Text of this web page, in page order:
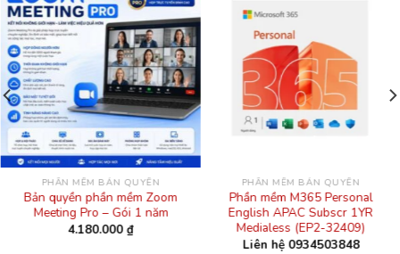
PHẦN MỀM BẢN QUYỀN
Bản quyền phần mềm Zoom
Meeting Pro – Gói 1 năm
4.180.000 ₫
PHẦN MỀM BẢN QUYỀN
Phần mềm M365 Personal
English APAC Subscr 1YR
Medialess (EP2-32409)
Liên hệ 0934503848